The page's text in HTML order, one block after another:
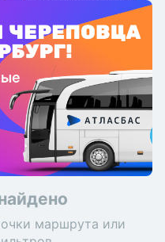
маршрута или